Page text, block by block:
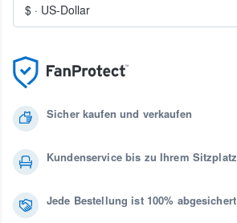
Sicher kaufen und verkaufen
Kundenservice bis zu Ihrem Sitzplatz
Jede Bestellung ist 100% abgesichert
$ · US-Dollar